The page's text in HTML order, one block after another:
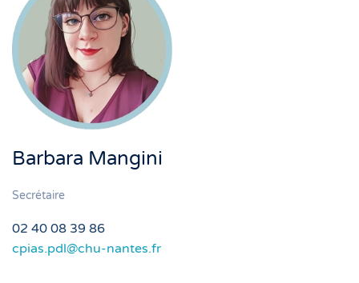
Barbara Mangini
Secrétaire
02 40 08 39 86
cpias.pdl@chu-nantes.fr